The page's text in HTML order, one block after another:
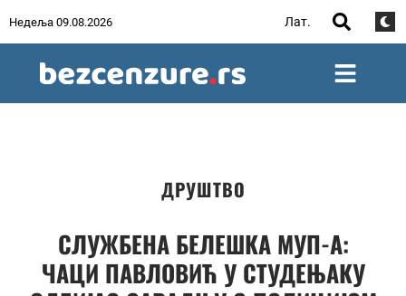
Недеља 09.08.2026 Лат.
ДРУШТВО
СЛУЖБЕНА БЕЛЕШКА МУП-А:
ЧАЦИ ПАВЛОВИЋ У СТУДЕЊАКУ